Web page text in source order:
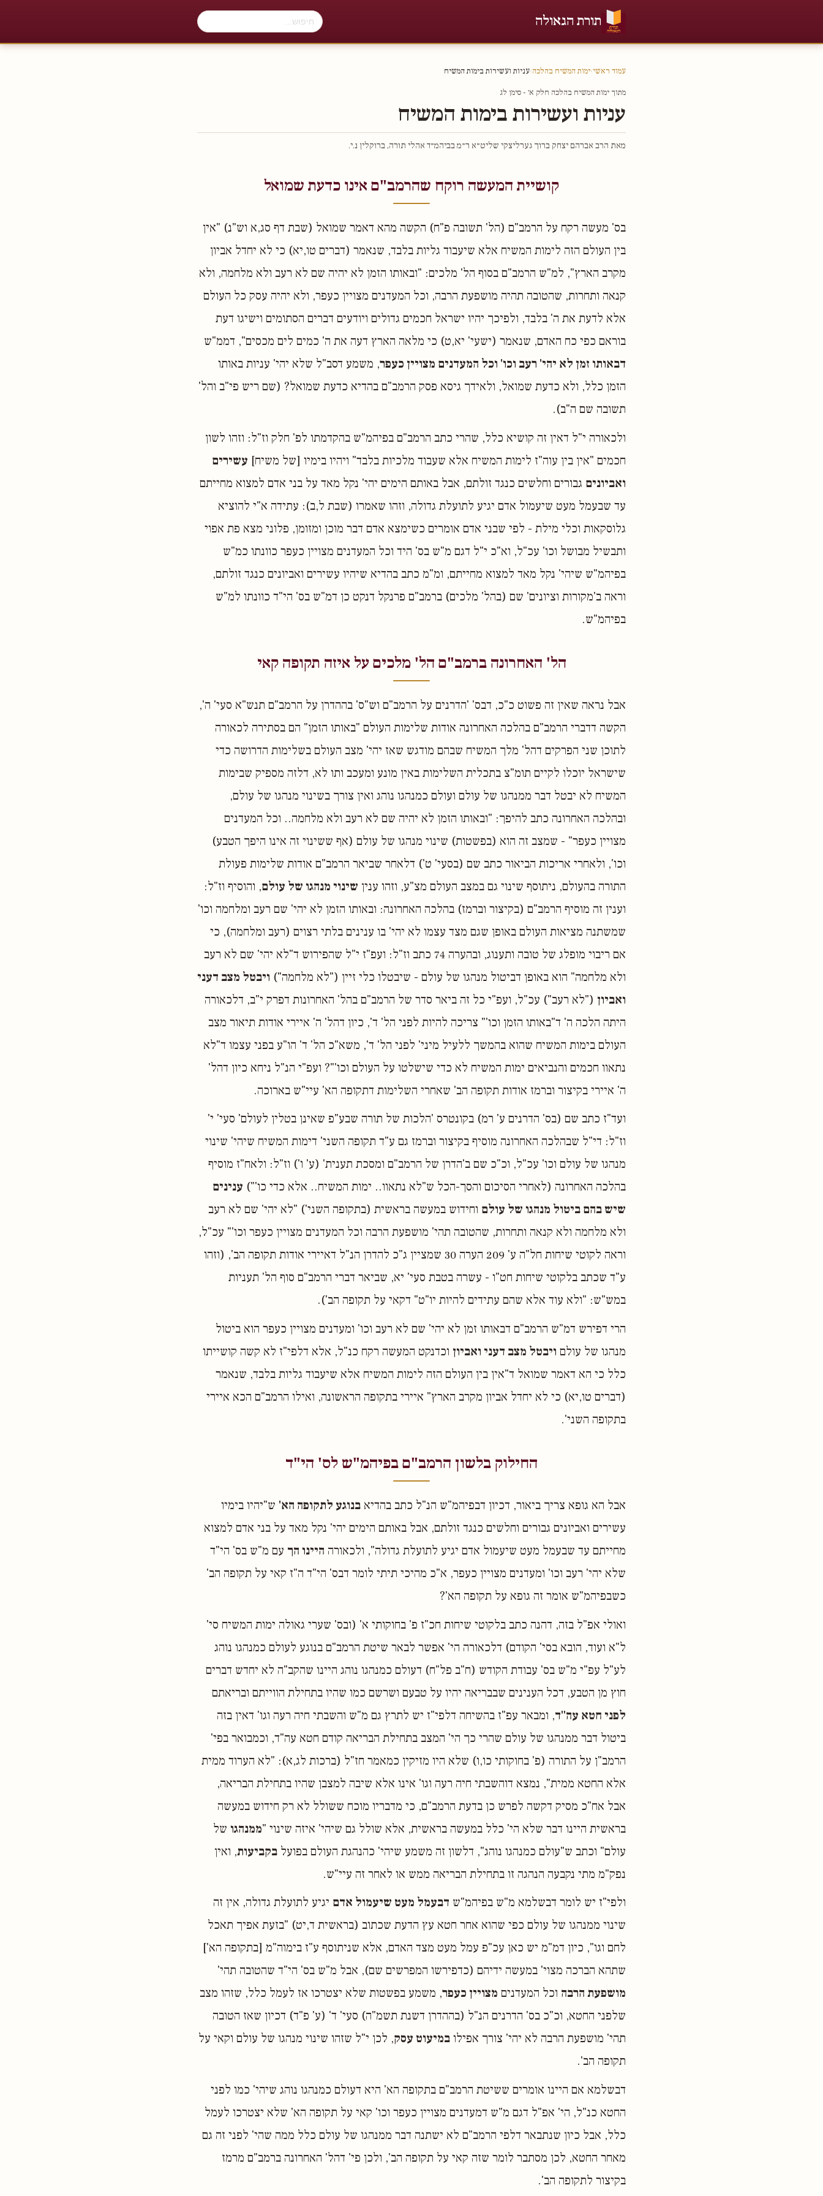
תורת הגאולה
עמוד ראשי›ימות המשיח בהלכה›עניות ועשירות בימות המשיח
מתוך ימות המשיח בהלכה חלק א׳ - סימן לג
עניות ועשירות בימות המשיח
מאת הרב אברהם יצחק ברוך גערליצקי שליט״א ר״מ בביהמ״ד אהלי תורה, ברוקלין נ.י.
קושיית המעשה רוקח שהרמב"ם אינו כדעת שמואל
בס' מעשה רקח על הרמב"ם (הל' תשובה פ"ח) הקשה מהא דאמר שמואל (שבת דף סג,א וש"נ) "אין
בין העולם הזה לימות המשיח אלא שיעבוד גליות בלבד, שנאמר (דברים טו,יא) כי לא יחדל אביון
מקרב הארץ", למ"ש הרמב"ם בסוף הל' מלכים: "ובאותו הזמן לא יהיה שם לא רעב ולא מלחמה, ולא
קנאה ותחרות, שהטובה תהיה מושפעת הרבה, וכל המעדנים מצויין כעפר, ולא יהיה עסק כל העולם
אלא לדעת את ה' בלבד, ולפיכך יהיו ישראל חכמים גדולים ויודעים דברים הסתומים וישיגו דעת
בוראם כפי כח האדם, שנאמר (ישעי' יא,ט) כי מלאה הארץ דעה את ה' כמים לים מכסים", דממ"ש
דבאותו זמן לא יהי' רעב וכו' וכל המעדנים מצויין כעפר, משמע דסב"ל שלא יהי' עניות באותו
הזמן כלל, ולא כדעת שמואל, ולאידך גיסא פסק הרמב"ם בהדיא כדעת שמואל? (שם ריש פי"ב והל'
תשובה שם ה"ב).
ולכאורה י"ל דאין זה קושיא כלל, שהרי כתב הרמב"ם בפיהמ"ש בהקדמתו לפ' חלק וז"ל: וזהו לשון
חכמים "אין בין עוה"ז לימות המשיח אלא שעבוד מלכיות בלבד" ויהיו בימיו [של משיח] עשירים
ואביונים גבורים וחלשים כנגד זולתם, אבל באותם הימים יהי' נקל מאד על בני אדם למצוא מחייתם
עד שבעמל מעט שיעמול אדם יגיע לתועלת גדולה, וזהו שאמרו (שבת ל,ב): עתידה א"י להוציא
גלוסקאות וכלי מילת - לפי שבני אדם אומרים כשימצא אדם דבר מוכן ומזומן, פלוני מצא פת אפוי
ותבשיל מבושל וכו' עכ"ל, וא"כ י"ל דגם מ"ש בס' היד וכל המעדנים מצויין כעפר כוונתו כמ"ש
בפיהמ"ש שיהי' נקל מאד למצוא מחייתם, ומ"מ כתב בהדיא שיהיו עשירים ואביונים כנגד זולתם,
וראה ב'מקורות וציונים' שם (בהל' מלכים) ברמב"ם פרנקל דנקט כן דמ"ש בס' הי"ד כוונתו למ"ש
בפיהמ"ש.
הל' האחרונה ברמב"ם הל' מלכים על איזה תקופה קאי
אבל נראה שאין זה פשוט כ"כ, דבס' 'הדרנים על הרמב"ם וש"ס' בההדרן על הרמב"ם תנש"א סעי' ה',
הקשה דדברי הרמב"ם בהלכה האחרונה אודות שלימות העולם "באותו הזמן" הם בסתירה לכאורה
לתוכן שני הפרקים דהל' מלך המשיח שבהם מודגש שאז יהי' מצב העולם בשלימות הדרושה כדי
שישראל יוכלו לקיים תומ"צ בתכלית השלימות באין מונע ומעכב ותו לא, דלזה מספיק שבימות
המשיח לא יבטל דבר ממנהגו של עולם ועולם כמנהגו נוהג ואין צורך בשינוי מנהגו של עולם,
ובהלכה האחרונה כתב להיפך: "ובאותו הזמן לא יהיה שם לא רעב ולא מלחמה.. וכל המעדנים
מצויין כעפר" - שמצב זה הוא (בפשטות) שינוי מנהגו של עולם (אף ששינוי זה אינו היפך הטבע)
וכו', ולאחרי אריכות הביאור כתב שם (בסעי' ט') דלאחר שביאר הרמב"ם אודות שלימות פעולת
התורה בהעולם, ניתוסף שינוי גם במצב העולם מצ"ע, וזהו ענין שינוי מנהגו של עולם, והוסיף וז"ל:
וענין זה מוסיף הרמב"ם (בקיצור וברמז) בהלכה האחרונה: ובאותו הזמן לא יהי' שם רעב ומלחמה וכו'
שמשתנה מציאות העולם באופן שגם מצד עצמו לא יהי' בו ענינים בלתי רצוים (רעב ומלחמה), כי
אם ריבוי מופלג של טובה ותענוג, ובהערה 74 כתב וז"ל: ועפ"ז י"ל שהפירוש ד"לא יהי' שם לא רעב
ולא מלחמה" הוא באופן דביטול מנהגו של עולם - שיבטלו כלי זיין ("לא מלחמה") ויבטל מצב דעני
ואביון ("לא רעב") עכ"ל, ועפ"י כל זה ביאר סדר של הרמב"ם בהל' האחרונות דפרק י"ב, דלכאורה
היתה הלכה ה' ד"באותו הזמן וכו'" צריכה להיות לפני הל' ד', כיון דהל' ה' איירי אודות תיאור מצב
העולם בימות המשיח שהוא בהמשך ללעיל מיני' לפני הל' ד', משא"כ הל' ד' הו"ע בפני עצמו ד"לא
נתאוו חכמים והנביאים ימות המשיח לא כדי שישלטו על העולם וכו'"? ועפ"י הנ"ל ניחא כיון דהל'
ה' איירי בקיצור וברמז אודות תקופה הב' שאחרי השלימות דתקופה הא' עיי"ש בארוכה.
ועד"ז כתב שם (בס' הדרנים ע' רמ) בקונטרס 'הלכות של תורה שבע"פ שאינן בטלין לעולם' סעי' י'
וז"ל: די"ל שבהלכה האחרונה מוסיף בקיצור וברמז גם ע"ד תקופה השני' דימות המשיח שיהי' שינוי
מנהגו של עולם וכו' עכ"ל, וכ"כ שם ב'הדרן של הרמב"ם ומסכת תענית' (ע' ו') וז"ל: ולאח"ז מוסיף
בהלכה האחרונה (לאחרי הסיכום והסך-הכל ש"לא נתאוו.. ימות המשיח.. אלא כדי כו'") ענינים
שיש בהם ביטול מנהגו של עולם וחידוש במעשה בראשית (בתקופה השני') "לא יהי' שם לא רעב
ולא מלחמה ולא קנאה ותחרות, שהטובה תהי' מושפעת הרבה וכל המעדנים מצויין כעפר וכו'" עכ"ל,
וראה לקוטי שיחות חל"ה ע' 209 הערה 30 שמציין ג"כ להדרן הנ"ל דאיירי אודות תקופה הב', (וזהו
ע"ד שכתב בלקוטי שיחות חט"ו - עשרה בטבת סעי' יא, שביאר דברי הרמב"ם סוף הל' תעניות
במש"ש: "ולא עוד אלא שהם עתידים להיות יו"ט" דקאי על תקופה הב').
הרי דפירש דמ"ש הרמב"ם דבאותו זמן לא יהי' שם לא רעב וכו' ומעדנים מצויין כעפר הוא ביטול
מנהגו של עולם ויבטל מצב דעני ואביון וכדנקט המעשה רקח כנ"ל, אלא דלפי"ז לא קשה קושייתו
כלל כי הא דאמר שמואל ד"אין בין העולם הזה לימות המשיח אלא שיעבוד גליות בלבד, שנאמר
(דברים טו,יא) כי לא יחדל אביון מקרב הארץ" איירי בתקופה הראשונה, ואילו הרמב"ם הכא איירי
בתקופה השני'.
החילוק בלשון הרמב"ם בפיהמ"ש לס' הי"ד
אבל הא גופא צריך ביאור, דכיון דבפיהמ"ש הנ"ל כתב בהדיא בנוגע לתקופה הא' ש"יהיו בימיו
עשירים ואביונים גבורים וחלשים כנגד זולתם, אבל באותם הימים יהי' נקל מאד על בני אדם למצוא
מחייתם עד שבעמל מעט שיעמול אדם יגיע לתועלת גדולה", ולכאורה היינו הך עם מ"ש בס' הי"ד
שלא יהי' רעב וכו' ומעדנים מצויין כעפר, א"כ מהיכי תיתי לומר דבס' הי"ד ה"ז קאי על תקופה הב'
כשבפיהמ"ש אומר זה גופא על תקופה הא'?
ואולי אפ"ל בזה, דהנה כתב בלקוטי שיחות חכ"ז פ' בחוקותי א' (ובס' שערי גאולה ימות המשיח סי'
ל"א ועוד, הובא בסי' הקודם) דלכאורה הי' אפשר לבאר שיטת הרמב"ם בנוגע לעולם כמנהגו נוהג
לע"ל עפ"י מ"ש בס' עבודת הקודש (ח"ב פל"ח) דעולם כמנהגו נוהג היינו שהקב"ה לא יחדש דברים
חוץ מן הטבע, דכל הענינים שבבריאה יהיו על טבעם ושרשם כמו שהיו בתחילת הווייתם ובריאתם
לפני חטא עה"ד, ומבאר עפ"ז בהשיחה דלפי"ז יש לתרץ גם מ"ש והשבתי חיה רעה וגו' דאין בזה
ביטול דבר ממנהגו של עולם שהרי כך הי' המצב בתחילת הבריאה קודם חטא עה"ד, וכמבואר בפי'
הרמב"ן על התורה (פ' בחוקותי כו,ו) שלא היו מזיקין כמאמר חז"ל (ברכות לג,א): "לא הערוד ממית
אלא החטא ממית", נמצא דוהשבתי חיה רעה וגו' אינו אלא שיבה למצבן שהיו בתחילת הבריאה,
אבל אח"כ מסיק דקשה לפרש כן בדעת הרמב"ם, כי מדבריו מוכח ששולל לא רק חידוש במעשה
בראשית היינו דבר שלא הי' כלל במעשה בראשית, אלא שולל גם שיהי' איזה שינוי "ממנהגו של
עולם" וכתב ש"עולם כמנהגו נוהג", דלשון זה משמע שיהי' כהנהגת העולם בפועל בקביעות, ואין
נפק"מ מתי נקבעה הנהגה זו בתחילת הבריאה ממש או לאחר זה עיי"ש.
ולפי"ז יש לומר דבשלמא מ"ש בפיהמ"ש דבעמל מעט שיעמול אדם יגיע לתועלת גדולה, אין זה
שינוי ממנהגו של עולם כפי שהוא אחר חטא עץ הדעת שכתוב (בראשית ד,יט) "בזעת אפיך תאכל
לחם וגו", כיון דמ"מ יש כאן עכ"פ עמל מעט מצד האדם, אלא שניתוסף ע"ז בימוה"מ [בתקופה הא']
שתהא הברכה מצוי' במעשה ידיהם (כדפירשו המפרשים שם), אבל מ"ש בס' הי"ד שהטובה תהי'
מושפעת הרבה וכל המעדנים מצויין כעפר, משמע בפשטות שלא יצטרכו אז לעמל כלל, שזהו מצב
שלפני החטא, וכ"כ בס' הדרנים הנ"ל (בההדרן דשנת תשמ"ה) סעי' ד' (ע' פ"ד) דכיון שאז הטובה
תהי' מושפעת הרבה לא יהי' צורך אפילובמיעוט עסק, לכן י"ל שזהו שינוי מנהגו של עולם וקאי על
תקופה הב'.
דבשלמא אם היינו אומרים ששיטת הרמב"ם בתקופה הא' היא דעולם כמנהגו נוהג שיהי' כמו לפני
החטא כנ"ל, הי' אפ"ל דגם מ"ש דמעדנים מצויין כעפר וכו' קאי על תקופה הא' שלא יצטרכו לעמל
כלל, אבל כיון שנתבאר דלפי הרמב"ם לא ישתנה דבר ממנהגו של עולם כלל ממה שהי' לפני זה גם
מאחר החטא, לכן מסתבר לומר שזה קאי על תקופה הב', ולכן פי' דהל' האחרונה ברמב"ם מרמז
בקיצור לתקופה הב'.